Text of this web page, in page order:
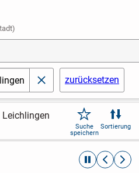
schließenzurücksetzen
Suche
speichern
Sortierung
automatische